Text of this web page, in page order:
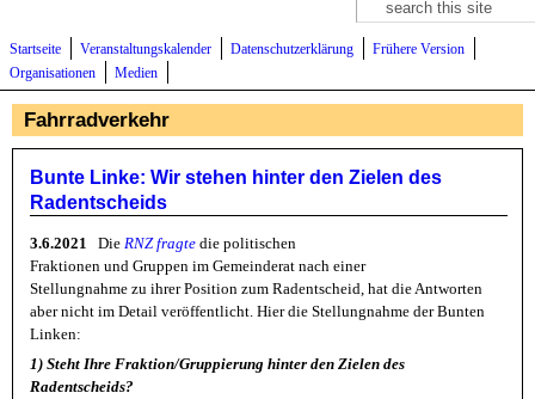
Suchformular
Startseite Veranstaltungskalender Datenschutzerklärung
Frühere Version
Organisationen
Medien
Fahrradverkehr
Bunte Linke: Wir stehen hinter den Zielen des
Radentscheids
3.6.2021 Die RNZ fragte die politischen
Fraktionen und Gruppen im Gemeinderat nach einer
Stellungnahme zu ihrer Position zum Radentscheid, hat die Antworten
aber nicht im Detail veröffentlicht. Hier die Stellungnahme der Bunten
Linken:
1) Steht Ihre Fraktion/Gruppierung hinter den Zielen des
Radentscheids?